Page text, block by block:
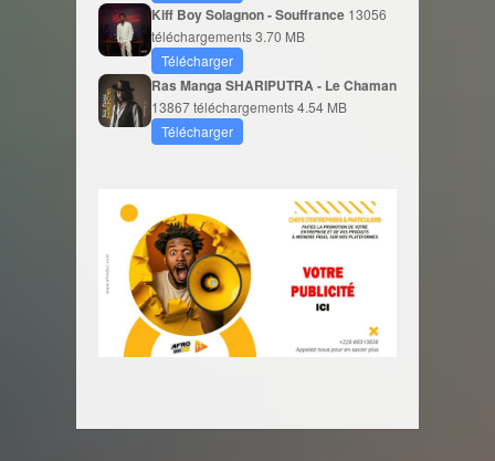
Kiff Boy Solagnon - Souffrance 13056
téléchargements3.70 MB
Télécharger
Ras Manga SHARIPUTRA - Le Chaman
13867 téléchargements4.54 MB
Télécharger